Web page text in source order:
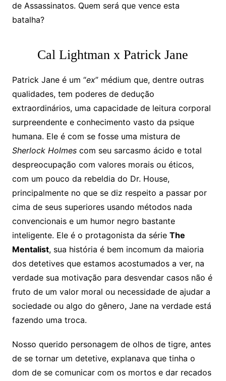
de Assassinatos. Quem será que vence esta
batalha?
Cal Lightman x Patrick Jane
Patrick Jane é um “ex” médium que, dentre outras
qualidades, tem poderes de dedução
extraordinários, uma capacidade de leitura corporal
surpreendente e conhecimento vasto da psique
humana. Ele é com se fosse uma mistura de
Sherlock Holmes com seu sarcasmo ácido e total
despreocupação com valores morais ou éticos,
com um pouco da rebeldia do Dr. House,
principalmente no que se diz respeito a passar por
cima de seus superiores usando métodos nada
convencionais e um humor negro bastante
inteligente. Ele é o protagonista da série The
Mentalist, sua história é bem incomum da maioria
dos detetives que estamos acostumados a ver, na
verdade sua motivação para desvendar casos não é
fruto de um valor moral ou necessidade de ajudar a
sociedade ou algo do gênero, Jane na verdade está
fazendo uma troca.
Nosso querido personagem de olhos de tigre, antes
de se tornar um detetive, explanava que tinha o
dom de se comunicar com os mortos e dar recados